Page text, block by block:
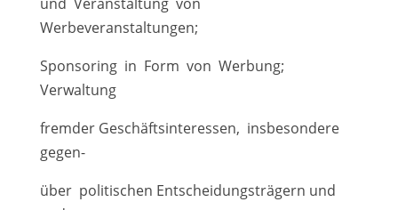
Werbeveranstaltungen;
Sponsoring in Form von Werbung;
Verwaltung
fremder Geschäftsinteressen, insbesondere
gegen-
über politischen Entscheidungsträgern und